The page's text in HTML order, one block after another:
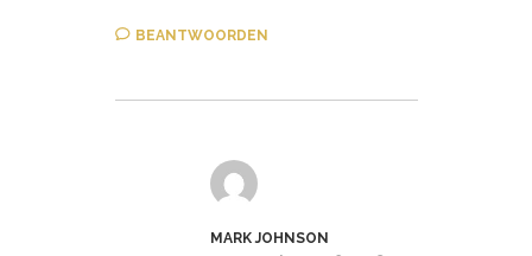
BEANTWOORDEN
MARK JOHNSON